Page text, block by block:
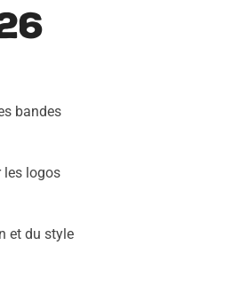
bandes
les logos
et du style